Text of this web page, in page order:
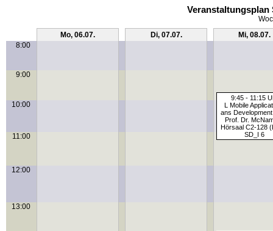
Veranstaltungsplan
Mo, 06.07.
Di, 07.07.
Mi, 08.07.
8:00
9:00
9:45 - 11:15
L Mobile
ans
Prof. Dr.
Hörsaal C2-128
SD_I 6
10:00
11:00
12:00
13:00